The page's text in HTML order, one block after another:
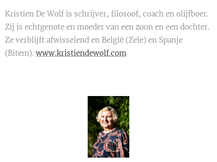
Kristien De Wolf is schrijver, filosoof, coach en olijfboer.
Zij is echtgenote en moeder van een zoon en een dochter.
Ze verblijft afwisselend en België (Zele) en Spanje
(Bìtem). www.kristiendewolf.com